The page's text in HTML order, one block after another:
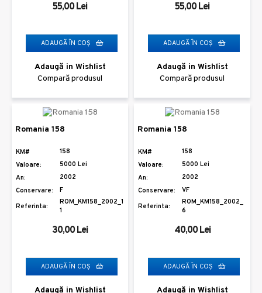
55,00 Lei
ADAUGĂ ÎN COŞ
Adaugă in Wishlist
Compară produsul
55,00 Lei
ADAUGĂ ÎN COŞ
Adaugă in Wishlist
Compară produsul
Romania 158
KM#
158
Valoare:
5000 Lei
An:
2002
Conservare:
F
Referinta:
ROM_KM158_2002_1
1
30,00 Lei
ADAUGĂ ÎN COŞ
Adaugă in Wishlist
Romania 158
KM#
158
Valoare:
5000 Lei
An:
2002
Conservare:
VF
Referinta:
ROM_KM158_2002_
6
40,00 Lei
ADAUGĂ ÎN COŞ
Adaugă in Wishlist